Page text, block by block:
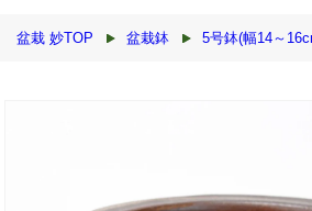
盆栽 妙TOP 盆栽鉢 5号鉢(幅14～